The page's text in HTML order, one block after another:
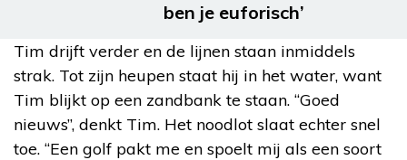
ben je euforisch’
Tim drijft verder en de lijnen staan inmiddels
strak. Tot zijn heupen staat hij in het water, want
Tim blijkt op een zandbank te staan. “Goed
nieuws”, denkt Tim. Het noodlot slaat echter snel
toe. “Een golf pakt me en spoelt mij als een soort